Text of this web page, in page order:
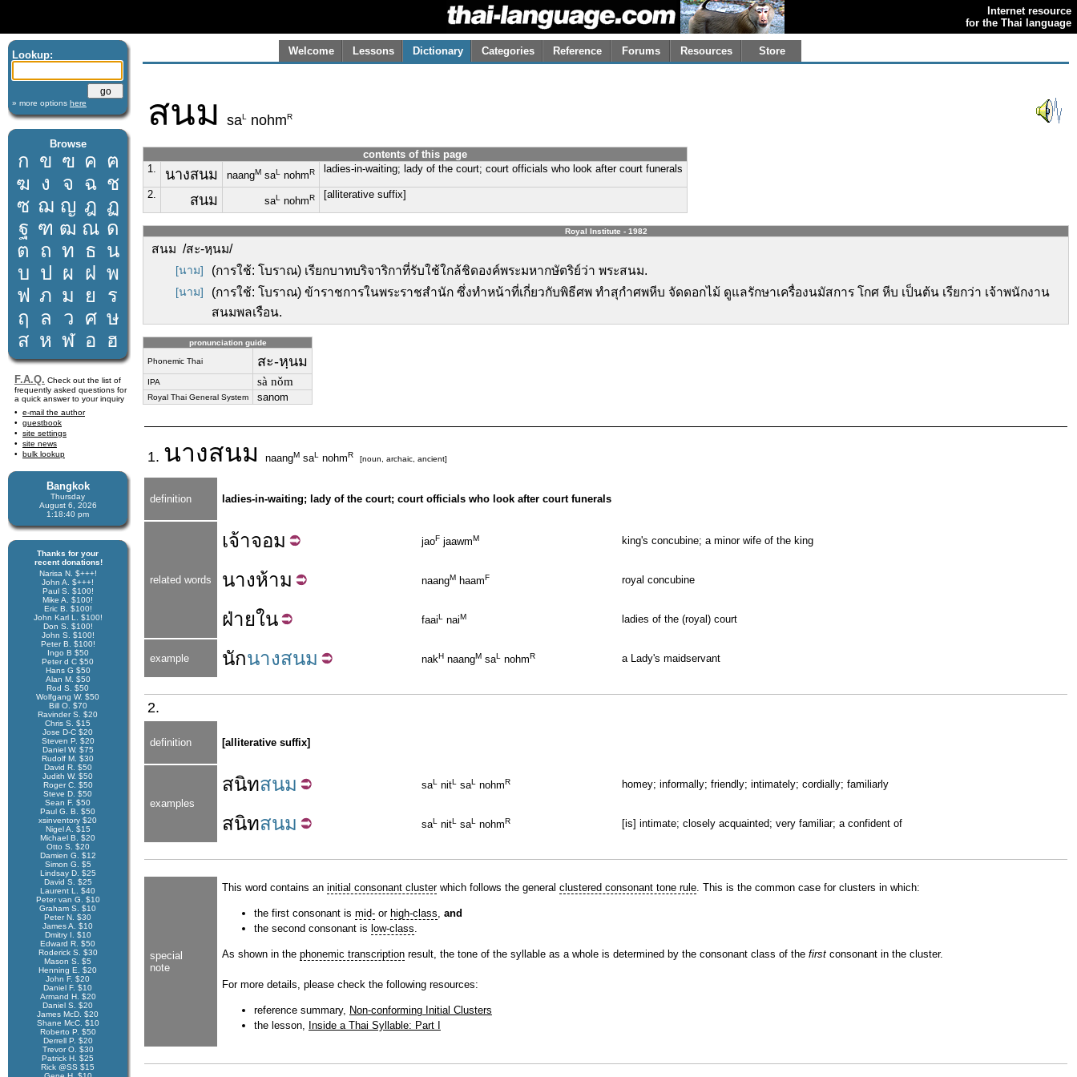
Internet resource
for the Thai language
Lookup:
» more options here
Browse
ก ข ฃ ค ฅ
ฆ ง จ ฉ ช
ซ ฌ ญ ฎ ฏ
ฐ ฑ ฒ ณ ด
ต ถ ท ธ น
บ ป ผ ฝ พ
ฟ ภ ม ย
ร
ฤ
ล ว ศ ษ
ส ห ฬ อ ฮ
F.A.Q. Check out the list of
frequently asked questions for
a quick answer to your inquiry
e-mail the author
guestbook
site settings
site news
bulk lookup
Bangkok
Thursday
August 6, 2026
1:18:40 pm
Thanks for your
recent donations!
Narisa N. $+++!
John A. $+++!
Paul S. $100!
Mike A. $100!
Eric B. $100!
John Karl L. $100!
Don S. $100!
John S. $100!
Peter B. $100!
Ingo B $50
Peter d C $50
Hans G $50
Alan M. $50
Rod S. $50
Wolfgang W. $50
Bill O. $70
Ravinder S. $20
Chris S. $15
Jose D-C $20
Steven P. $20
Daniel W. $75
Rudolf M. $30
David R. $50
Judith W. $50
Roger C. $50
Steve D. $50
Sean F. $50
Paul G. B. $50
xsinventory $20
Nigel A. $15
Michael B. $20
Otto S. $20
Damien G. $12
Simon G. $5
Lindsay D. $25
David S. $25
Laurent L. $40
Peter van G. $10
Graham S. $10
Peter N. $30
James A. $10
Dmitry I. $10
Edward R. $50
Roderick S. $30
Mason S. $5
Henning E. $20
John F. $20
Daniel F. $10
Armand H. $20
Daniel S. $20
James McD. $20
Shane McC. $10
Roberto P. $50
Derrell P. $20
Trevor O. $30
Patrick H. $25
Rick @SS $15
Welcome Lessons Dictionary Categories Reference Forums Resources Store
สนม saL nohmR
contents of this page
1.
นางสนม naangM saL nohmR ladies-in-waiting; lady of the court; court officials who look after court funerals
2. สนม saL nohmR [alliterative suffix]
Royal Institute - 1982
สนม /สะ-หฺนม/
[นาม] (การใช้: โบราณ) เรียกบาทบริจาริกาที่รับใช้ใกล้ชิดองค์พระมหากษัตริย์ว่า พระสนม.
[นาม]
(การใช้: โบราณ) ข้าราชการในพระราชสำนัก ซึ่งทำหน้าที่เกี่ยวกับพิธีศพ ทำสุกำศพหีบ จัดดอกไม้ ดูแลรักษาเครื่องนมัสการ โกศ หีบ เป็นต้น เรียกว่า เจ้าพนักงาน
สนมพลเรือน.
pronunciation guide
Phonemic Thai สะ-หฺนม
IPA sà nǒm
Royal Thai General System sanom
1. นางสนม naangM saL nohmR [noun, archaic, ancient]
definition ladies-in-waiting; lady of the court; court officials who look after court funerals
related words
เจ้าจอม jaoF jaawmM king's concubine; a minor wife of the king
นางห้าม naangM haamF royal concubine
ฝ่ายใน faaiL naiM ladies of the (royal) court
example นักนางสนม nakH naangM saL nohmR a Lady's maidservant
2.
definition [alliterative suffix]
examples
สนิทสนม saL nitL saL nohmR homey; informally; friendly; intimately; cordially; familiarly
สนิทสนม saL nitL saL nohmR [is] intimate; closely acquainted; very familiar; a confident of
special
note
This word contains an initial consonant clusterwhich follows the general clustered consonant tone rule. This is the common case for clusters in which:
the first consonant is mid- or high-class, and
the second consonant is low-class.
As shown in the phonemic transcription result, the tone of the syllable as a whole is determined by the consonant class of the first consonant in the cluster.
For more details, please check the following resources:
reference summary, Non-conforming Initial Clusters
the lesson, Inside a Thai Syllable: Part I